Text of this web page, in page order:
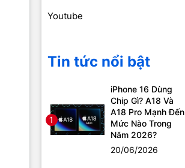
Youtube
Tin tức nổi bật
1
iPhone 16 Dùng
Chip Gì? A18 Và
A18 Pro Mạnh Đến
Mức Nào Trong
Năm 2026?
20/06/2026